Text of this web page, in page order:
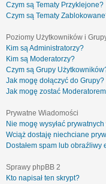
Czym są Tematy Przyklejone?
Czym są Tematy
Poziomy Użytkowników i
Kim są Administratorzy?
Kim są Moderatorzy?
Czym są Grupy
Jak mogę dołączyć do Grupy?
Jak mogę zostać
Prywatne Wiadomości
Nie mogę wysyłać
Wciąż dostaję niechciane
Dostałem spam lub
Sprawy phpBB 2
Kto napisał ten skrypt?